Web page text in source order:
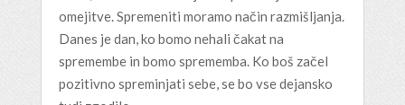
omejitve. Spremeniti moramo način razmišljanja.
Danes je dan, ko bomo nehali čakat na
spremembe in bomo sprememba. Ko boš začel
pozitivno spreminjati sebe, se bo vse dejansko